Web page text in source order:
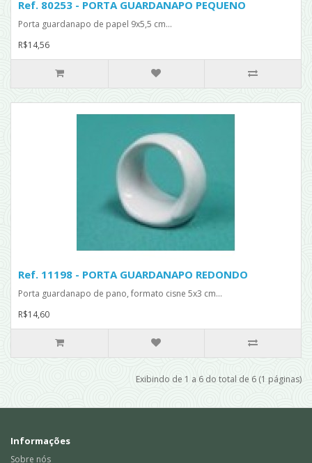
Ref. 80253 - PORTA GUARDANAPO PEQUENO
Porta guardanapo de papel 9x5,5 cm...
R$14,56
Ref. 11198 - PORTA GUARDANAPO REDONDO
Porta guardanapo de pano, formato cisne 5x3 cm...
R$14,60
Exibindo de 1 a 6 do total de 6 (1 páginas)
Informações
Sobre nós